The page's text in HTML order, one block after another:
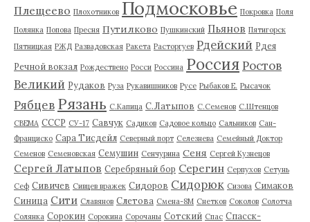
Плещеево Плохотников Подмосковье Покровка Поля
Полянка Попова Пресня Путилково Пушкинский Пьянов Пятигорск
Пятницкая РЖД Развадовская Ракета Расторгуев Рдейский Рдея
Речной вокзал Рождествено Росси Россина Россия Ростов
Великий Рудаков Руза Рукавишников Русе Рыбаков Е. Рысачок
Рябцев Рязань С.Капица С.Латыпов С.Семенов С.Штенцов
СВЕМА СССР СУ-17 Савчук Садиков Садовое кольцо Сальников Сан-
Франциско Сара Тисдейл Северный порт Селезнева Семейный Доктор
Семенов Семеновская Семушин Сенчурина Сеня Сергей Кузнецов
Сергей Латыпов Серебряный бор Серегин Серпухов Сетунь
Сеф Сивичев Сивцев вражек Сидоров Сидорюк Сизова Симаков
Синица Сити Славянов Слетова Смена-8М Снетков Соколов Солотча
Солянка Сорокин Сорокина Сорочаны Сотский Спас Спасск-